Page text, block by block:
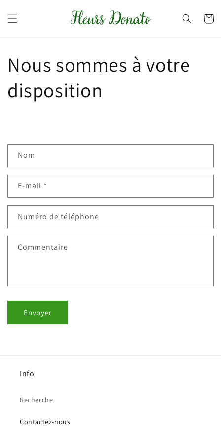
au
Panier
Nous sommes à votre
disposition
Nom
E-mail *
Numéro de téléphone
Commentaire
Envoyer
Info
Recherche
Contactez-nous